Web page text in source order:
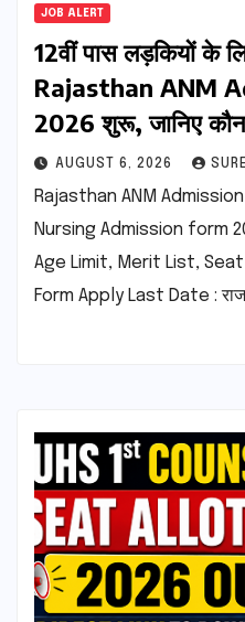
JOB ALERT
12वीं पास लड़कियों के
Rajasthan ANM
2026 शुरू, जानिए
AUGUST 6, 2026
Rajasthan ANM
Nursing Admission form
Age Limit, Merit List,
Form Apply Last Date :